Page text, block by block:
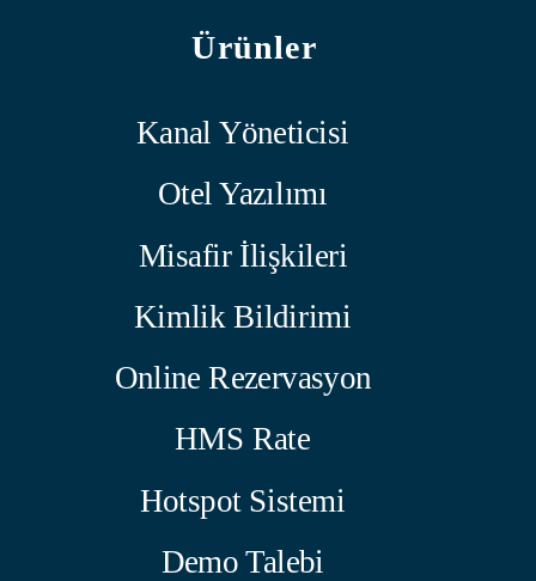
Ürünler
Kanal Yöneticisi
Otel Yazılımı
Misafir İlişkileri
Kimlik Bildirimi
Online Rezervasyon
HMS Rate
Hotspot Sistemi
Demo Talebi